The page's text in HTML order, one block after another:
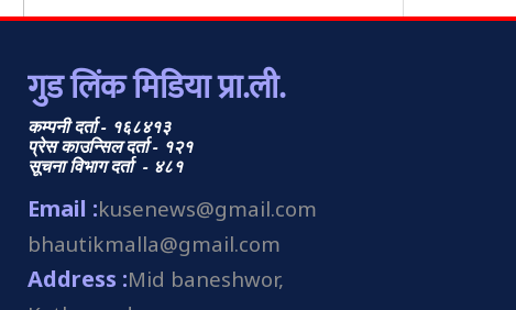
गुड लिंक मिडिया प्रा.ली.
कम्पनी दर्ता - १६८४१३
प्रेस काउन्सिल दर्ता - १२१
सूचना विभाग दर्ता - ४८१
Email :kusenews@gmail.com
bhautikmalla@gmail.com
Address :Mid baneshwor,